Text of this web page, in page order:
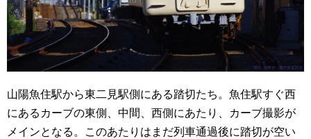
山陽魚住駅から東二見駅側にある踏切たち。魚住駅すぐ西
にあるカーブの東側、中間、西側にあたり、カーブ撮影が
メインとなる。このあたりはまだ列車通過後に踏切が空い